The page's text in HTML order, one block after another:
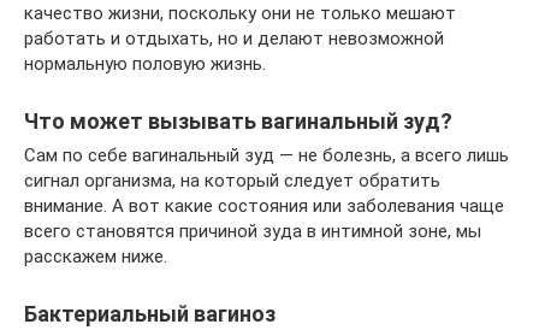
качество жизни, поскольку они не только мешают
работать и отдыхать, но и делают невозможной
нормальную половую жизнь.
Что может вызывать вагинальный зуд?
Сам по себе вагинальный зуд — не болезнь, а всего лишь
сигнал организма, на который следует обратить
внимание. А вот какие состояния или заболевания чаще
всего становятся причиной зуда в интимной зоне, мы
расскажем ниже.
Бактериальный вагиноз